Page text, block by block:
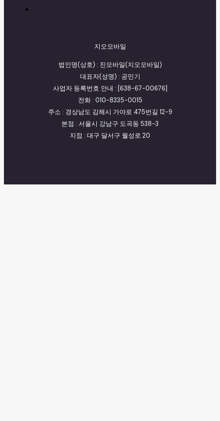
지오모바일
법인명(상호) : 진모바일(지오모바일)
대표자(성명) : 공민기
사업자 등록번호 안내 : [638-67-00676]
전화 : 010-8335-0015
주소 : 경상남도 김해시 가야로 475번길 12-9
본점 : 서울시 강남구 도곡동 538-3
지점 : 대구 달서구 월성로 20